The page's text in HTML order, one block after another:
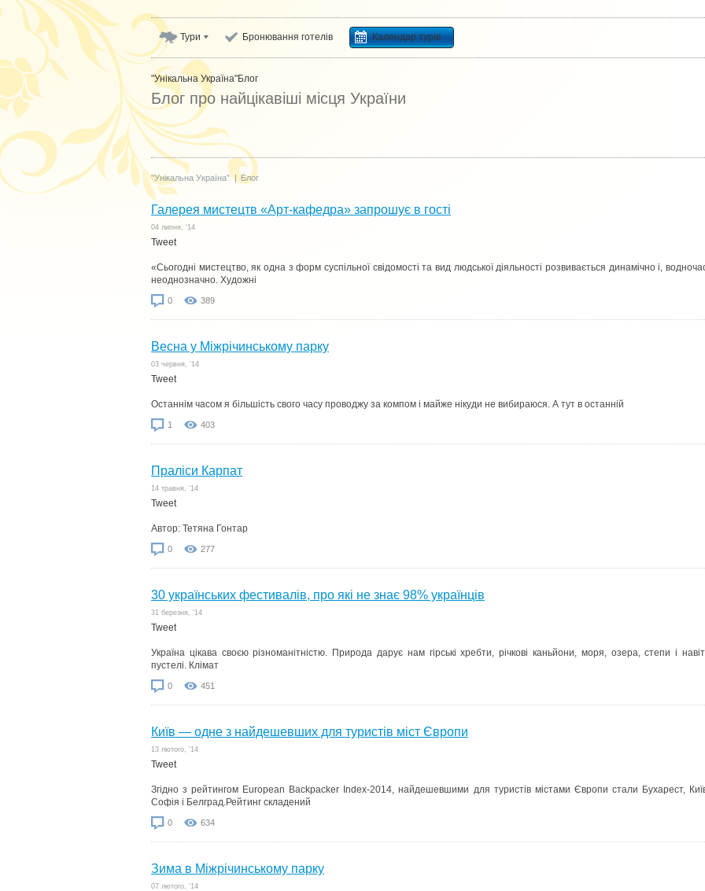
Тури Бронювання готелів Календар турів
"Унікальна Україна"Блог
Блог про найцікавіші місця України
"Унікальна Україна" | Блог
Галерея мистецтв «Арт-кафедра» запрошує в гості
04 липня, '14
Tweet
«Сьогодні мистецтво, як одна з форм суспільної свідомості та вид людської діяльності розвивається динамічно і,
неоднозначно. Художні
0 389
Весна у Міжрічинському парку
03 червня, '14
Tweet
Останнім часом я більшість свого часу проводжу за компом і майже нікуди не вибираюся. А тут в останній
1 403
Праліси Карпат
14 травня, '14
Tweet
Автор: Тетяна Гонтар
0 277
30 українських фестивалів, про які не знає 98% українців
31 березня, '14
Tweet
Україна цікава своєю різноманітністю. Природа дарує нам гірські хребти, річкові каньйони, моря, озера, степи і
пустелі. Клімат
0 451
Київ — одне з найдешевших для туристів міст Європи
13 лютого, '14
Tweet
Згідно з рейтингом European Backpacker Index-2014, найдешевшими для туристів містами Європи стали Бухарест,
Софія і Белград.Рейтинг складений
0 634
Зима в Міжрічинському парку
07 лютого, '14